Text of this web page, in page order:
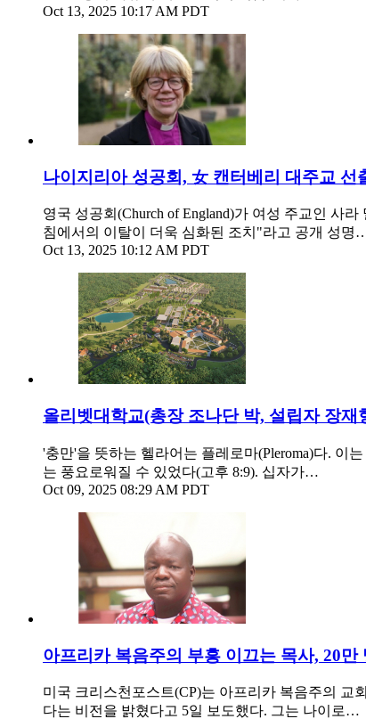
Oct 13, 2025 10:17 AM PDT
나이지리아 성공회, 女 캔터베리 대주교 선
영국 성공회(Church of England)가 여성 주교인 사
침에서의 이탈이 더욱 심화된 조치"라고 공개 성명
Oct 13, 2025 10:12 AM PDT
올리벳대학교(총장 조나단 박, 설립자 장
'충만'을 뜻하는 헬라어는 플레로마(Pleroma)다. 이
는 풍요로워질 수 있었다(고후 8:9). 십자가…
Oct 09, 2025 08:29 AM PDT
아프리카 복음주의 부흥 이끄는 목사, 20만
미국 크리스천포스트(CP)는 아프리카 복음주의 교
다는 비전을 밝혔다고 5일 보도했다. 그는 나이로…